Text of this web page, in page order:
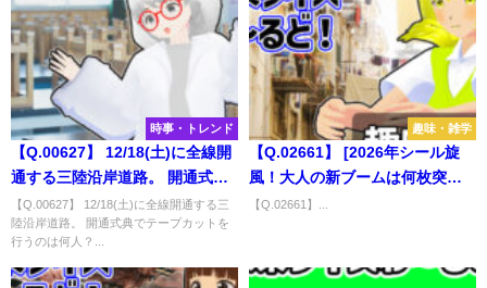
時事・トレンド
【Q.00627】 12/18(土)に全線開
通する三陸沿岸道路。 開通式典
でテープカットを行うのは何
人？
【Q.00627】 12/18(土)に全線開通する三
陸沿岸道路。 開通式典でテープカットを
行うのは何人？...
趣味・雑学
【Q.02661】 [2026年シール旋
風！大人の新ブームは何枚突
破？]
【Q.02661】...